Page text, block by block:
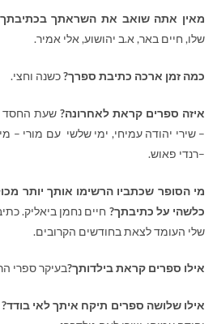
מאין אתה שואב את השראתך
שלו, חיים באר, א.ב יהושוע, אלי אמיר.
כמה זמן ארכה כתיבת ספרך?כשנה וחצי.
איזה ספרים קראת לאחרונה? שעת החסד
– שירי יהודה עמיחי, ימי שלשי עם מורי –
–רנדי פאוש.
מי הסופר שכתביו הרשימו אותך יותר
כלשהי על כתיבתך? חיים נחמן ביאליק.
שלי העומד לצאת בחודשים הקרובים.
אילו ספרים קראת בילדותך?בעיקר ספרי
אילו שלושה ספרים תיקח איתך לאי בודד?